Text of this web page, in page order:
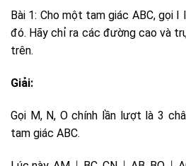
Bài 1: Cho một tam giác ABC, gọi
đó. Hãy chỉ ra các đường cao và
trên.
Giải:
Gọi M, N, O chính lần lượt là 3
tam giác ABC.